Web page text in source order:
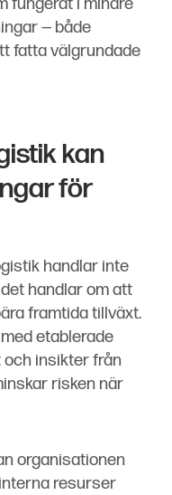
— både
fatta välgrundade
kan
för
handlar inte
handlar om att
framtida tillväxt.
etablerade
och insikter från
risken när
organisationen
resurser